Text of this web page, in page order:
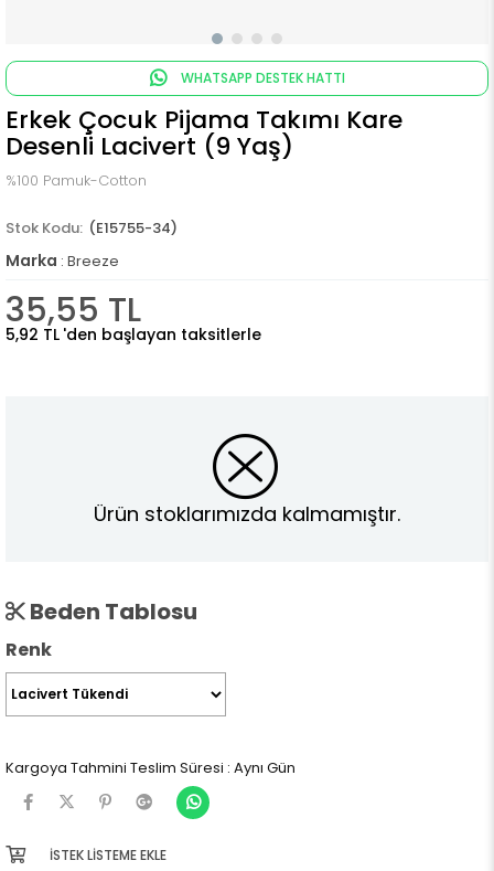
WHATSAPP DESTEK HATTI
Erkek Çocuk Pijama Takımı Kare
Desenli Lacivert (9 Yaş)
%100 Pamuk-Cotton
(E15755-34)
Marka : Breeze
35,55 TL
5,92 TL 'den başlayan taksitlerle
Ürün stoklarımızda kalmamıştır.
Beden Tablosu
Renk
Kargoya Tahmini Teslim Süresi : Aynı Gün
İSTEK LISTEME EKLE